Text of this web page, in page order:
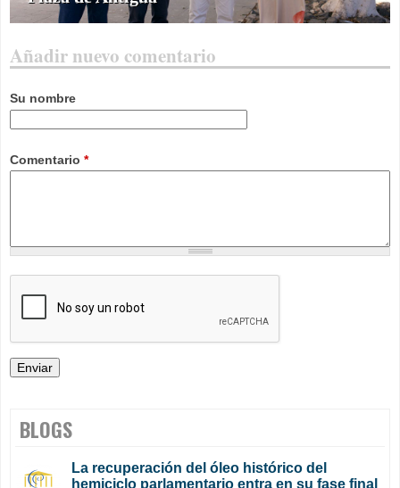
Añadir nuevo comentario
Su nombre
Comentario *
BLOGS
La recuperación del óleo histórico del
hemiciclo parlamentario entra en su fase final